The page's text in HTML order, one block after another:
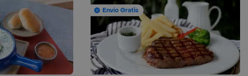
Envío Gratis